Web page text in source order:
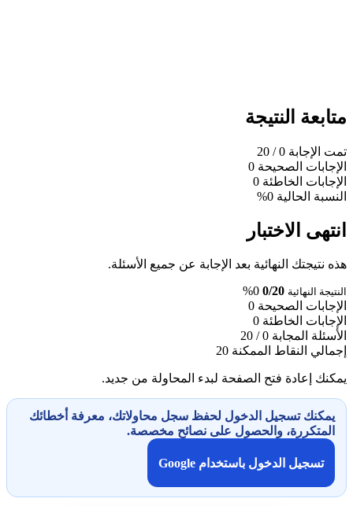
متابعة النتيجة
تمت الإجابة 0
/ 20
الإجابات الصحيحة 0
الإجابات الخاطئة 0
النسبة الحالية 0%
انتهى الاختبار
هذه نتيجتك النهائية بعد الإجابة عن جميع الأسئلة.
النتيجة النهائية 0/20
0%
الإجابات الصحيحة 0
الإجابات الخاطئة 0
الأسئلة المجابة 0 / 20
إجمالي النقاط الممكنة 20
يمكنك إعادة فتح الصفحة لبدء المحاولة من جديد.
يمكنك تسجيل الدخول لحفظ سجل محاولاتك، معرفة أخطائك
المتكررة، والحصول على نصائح مخصصة.
تسجيل الدخول باستخدام Google